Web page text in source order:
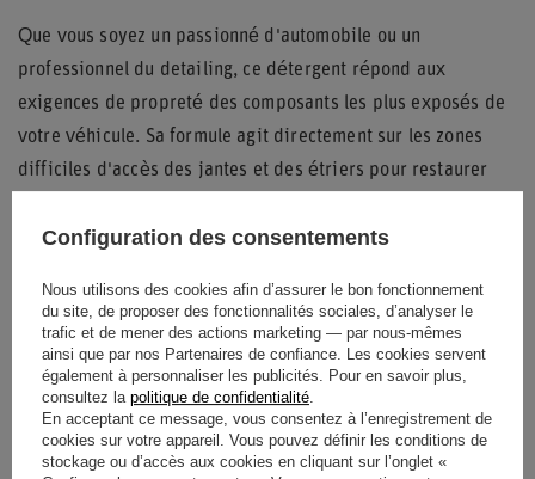
Que vous soyez un passionné d'automobile ou un
professionnel du detailing, ce détergent répond aux
exigences de propreté des composants les plus exposés de
votre véhicule. Sa formule agit directement sur les zones
difficiles d'accès des jantes et des étriers pour restaurer
L'utilisation régulière de ce nettoyantOMP FINE WHEELS
aide à prévenir l'incrustation définitive des particules
métalliques chaudes issues du freinage, facilitant ainsi
l'entretien futur de vos roues.
État Nouveaux produits
Configuration des consentements
Nous utilisons des cookies afin d’assurer le bon fonctionnement
du site, de proposer des fonctionnalités sociales, d’analyser le
trafic et de mener des actions marketing — par nous-mêmes
ainsi que par nos Partenaires de confiance. Les cookies servent
également à personnaliser les publicités. Pour en savoir plus,
consultez la politique de confidentialité.
En acceptant ce message, vous consentez à l’enregistrement de
cookies sur votre appareil. Vous pouvez définir les conditions de
stockage ou d’accès aux cookies en cliquant sur l’onglet «